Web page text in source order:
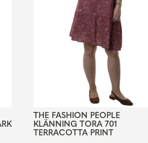
THE FASHION PEOPLE
KLÄNNING TORA 701
TERRACOTTA PRINT